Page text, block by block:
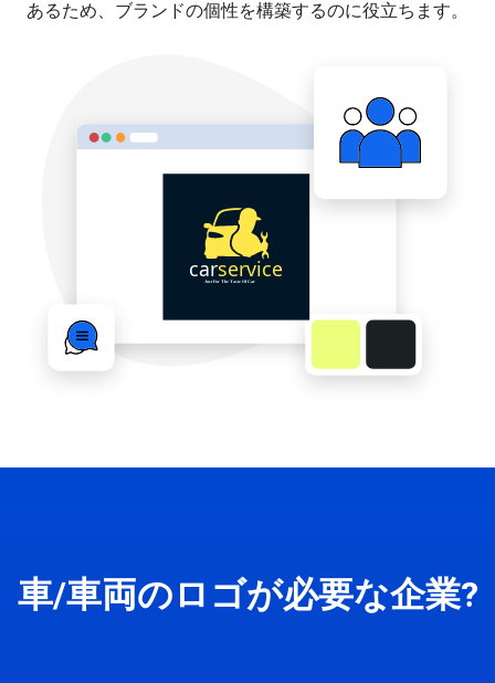
あるため、ブランドの個性を構築するのに役立ちます。
車/車両のロゴが必要な企業?